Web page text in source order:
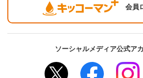
会員
ソーシャルメディア公式ア